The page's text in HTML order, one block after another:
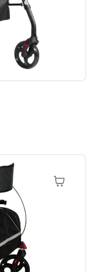
Přidat Do